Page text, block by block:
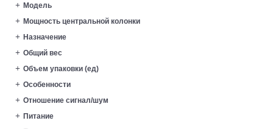
Модель
Мощность центральной колонки
Назначение
Общий вес
Объем упаковки (ед)
Особенности
Отношение сигнал/шум
Питание